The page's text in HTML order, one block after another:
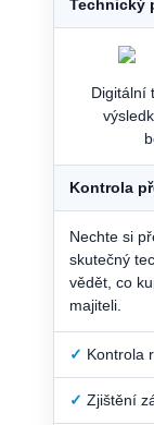
Technický
Digitální
Kontrola
Nechte si
skutečný
vědět, co
majiteli.
✓ Kontrola
✓ Zjištění